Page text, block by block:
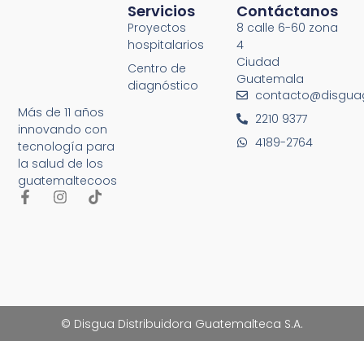
Más de 11 años
innovando con
tecnología para
la salud de los
guatemaltecoos
Servicios
Proyectos
hospitalarios
Centro de
diagnóstico
Contáctanos
8 calle 6-60 zona
4
Ciudad
Guatemala
2210 9377
4189-2764
© Disgua Distribuidora Guatemalteca S.A.